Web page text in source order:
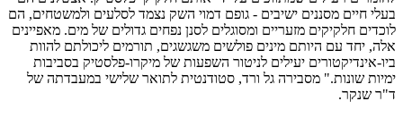
בעלי חיים מסננים ישיבים - גופם דמוי השק נצמד לסלעים ולמשטחים, הם
לוכדים חלקיקים מזעריים ומסוגלים לסנן נפחים גדולים של מים. מאפיינים
אלה, יחד עם היותם מינים פולשים משגשגים, תורמים ליכולתם להוות
ביו-אינדיקטורים יעילים לניטור השפעות של מיקרו-פלסטיק בסביבות
ימיות שונות." מסבירה גל ורד, סטודנטית לתואר שלישי במעבדתה של
ד"ר שנקר.